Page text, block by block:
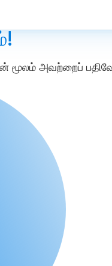
மூலம் அவற்றைப்